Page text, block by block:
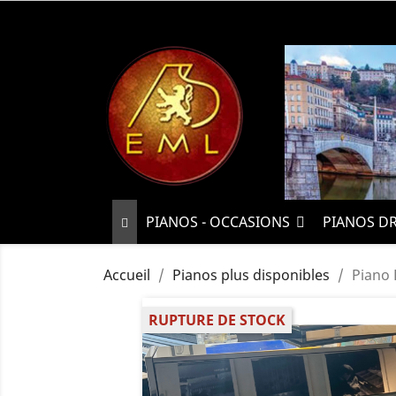
PIANOS - OCCASIONS PIANOS
Accueil Pianos plus disponibles Piano
RUPTURE DE STOCK